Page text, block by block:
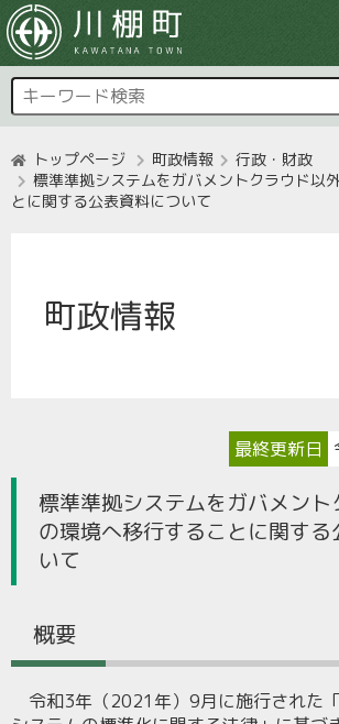
トップページ 町政情報
行政・財政
標準準拠システムをガバメントクラウド以
とに関する公表資料について
町政情報
最終更新日
標準準拠システムをガバメン
の環境へ移行することに関する
いて
概要
令和3年（2021年）9月に施行された